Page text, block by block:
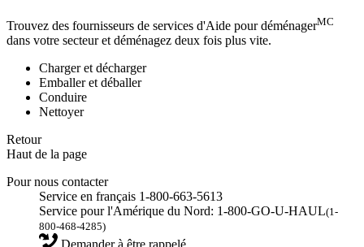
Trouvez des fournisseurs de services d'Aide pour déménagerMC
dans votre secteur et déménagez deux fois plus vite.
Charger et décharger
Emballer et déballer
Conduire
Nettoyer
Retour
Haut de la page
Pour nous contacter
Service en français 1-800-663-5613
Service pour l'Amérique du Nord: 1-800-GO-U-HAUL(1-
800-468-4285)
Demander à être rappelé